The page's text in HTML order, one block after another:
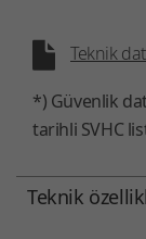
Teknik
*) Güvenlik
tarihli SVHC
Teknik